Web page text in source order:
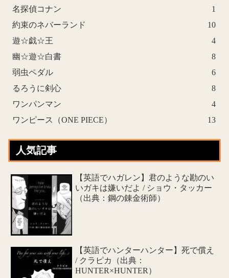
名探偵コナン
1
約束のネバーランド
10
遊☆戯☆王
4
幽☆遊☆白書
8
弱虫ペダル
6
るろうに剣心
8
ワンパンマン
4
ワンピース（ONE PIECE）
13
人気記事
【英語でハガレン】君のような勘のい
いガキは嫌いだよ / ショウ・タッカー
（出典：鋼の錬金術師）
【英語でハンターハンター】死で償え
/ クラピカ（出典：
HUNTER×HUNTER）